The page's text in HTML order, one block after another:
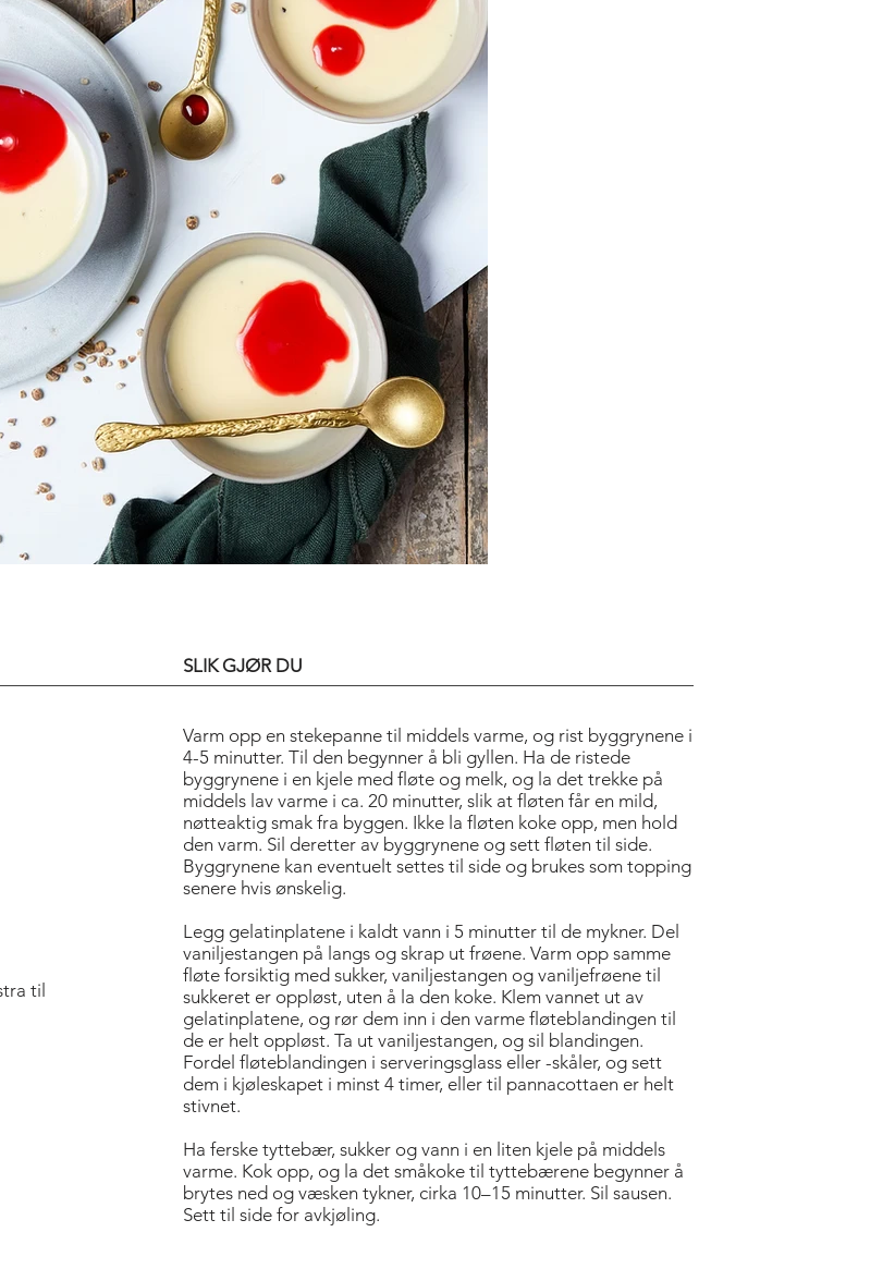
SLIK GJØR DU
til
Varm opp en stekepanne til middels varme, og rist byggrynene i
4-5 minutter. Til den begynner å bli gyllen. Ha de ristede
byggrynene i en kjele med fløte og melk, og la det trekke på
middels lav varme i ca. 20 minutter, slik at fløten får en mild,
nøtteaktig smak fra byggen. Ikke la fløten koke opp, men hold
den varm. Sil deretter av byggrynene og sett fløten til side.
Byggrynene kan eventuelt settes til side og brukes som topping
senere hvis ønskelig.
Legg gelatinplatene i kaldt vann i 5 minutter til de mykner. Del
vaniljestangen på langs og skrap ut frøene. Varm opp samme
fløte forsiktig med sukker, vaniljestangen og vaniljefrøene til
sukkeret er oppløst, uten å la den koke. Klem vannet ut av
gelatinplatene, og rør dem inn i den varme fløteblandingen til
de er helt oppløst. Ta ut vaniljestangen, og sil blandingen.
Fordel fløteblandingen i serveringsglass eller -skåler, og sett
dem i kjøleskapet i minst 4 timer, eller til pannacottaen er helt
stivnet.
Ha ferske tyttebær, sukker og vann i en liten kjele på middels
varme. Kok opp, og la det småkoke til tyttebærene begynner å
brytes ned og væsken tykner, cirka 10–15 minutter. Sil sausen.
Sett til side for avkjøling.